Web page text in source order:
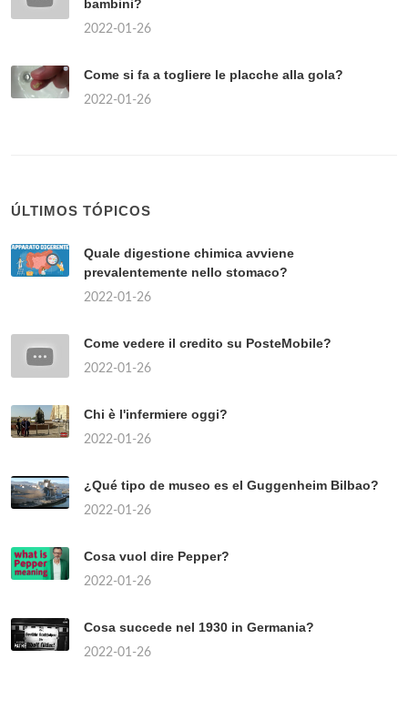
bambini?
2022-01-26
Come si fa a togliere le placche alla gola?
2022-01-26
ÚLTIMOS TÓPICOS
Quale digestione chimica avviene
prevalentemente nello stomaco?
2022-01-26
Come vedere il credito su PosteMobile?
2022-01-26
Chi è l'infermiere oggi?
2022-01-26
¿Qué tipo de museo es el Guggenheim Bilbao?
2022-01-26
Cosa vuol dire Pepper?
2022-01-26
Cosa succede nel 1930 in Germania?
2022-01-26